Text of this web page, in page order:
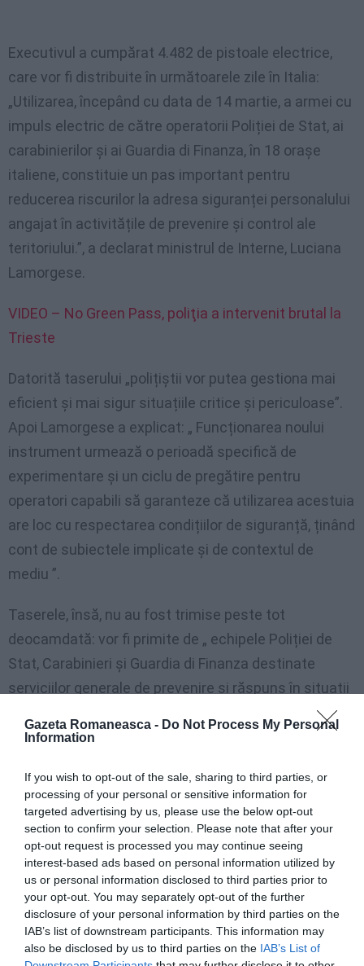
Gazeta Romaneasca - Do Not Process My Personal
Information
If you wish to opt-out of the sale, sharing to third parties, or
processing of your personal or sensitive information for
targeted advertising by us, please use the below opt-out
section to confirm your selection. Please note that after your
opt-out request is processed you may continue seeing
interest-based ads based on personal information utilized by
us or personal information disclosed to third parties prior to
your opt-out. You may separately opt-out of the further
disclosure of your personal information by third parties on the
IAB’s list of downstream participants. This information may
also be disclosed by us to third parties on the IAB’s List of
Executivul a cumpărat 4.482 de pistoale electrice,
care vor fi distribuite în următoarele zile în Italia:
„Utilizarea, începând cu data de 14 martie, a armei cu
impuls electric de către operatorii Poliției de Stat, ai
carabinierilor și ai Guardia di Finanza, în 18 orașe
italiene, constituie un pas important pentru
reducerea riscurilor la adresa siguranței personalului
angajat în activitățile de prevenire și control ale
teritoriului.”, a declarat ministrul de Interne, Luciana
Lamorgese.
VIDEO – No Green Pass, poliţia a intervenit brutal la
Trieste
Datorită taserului „polițiștii vor putea gestiona mai
eficient și mai sigur situațiile critice și periculoase”.
Apoi Lamorgese a explicat: „ Funcționarea noului
instrument urmează o perioadă specifică de
experimentare și un ciclu de pregătire pentru
operatori capabili să garanteze că utilizarea acestuia
are loc cu respectarea condițiilor de siguranță, ținând
cont de subiectele implicate și de contextul de
mediu ”.
Taserele, însă, nu au fost trimise peste tot
deocamdată: vor fi primite de „ echipele Poliției de
Stat, Carabinieri și Guardia di Finanza destinate
serviciilor generale de prevenire și răspuns în situații
de urgență în cele 14 orașe metropolitane și capitale
de provincie ale Caserta, Brindisi, Reggio Emilia și
Ministerului de Interne. În timp ce extinderea
serviciului către celelalte departamente ale
teritoriului național va fi începută până în luna mai.